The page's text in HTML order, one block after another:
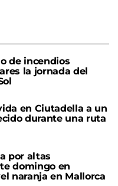
de incendios
la jornada del
en Ciutadella a un
durante una ruta
por altas
domingo en
naranja en Mallorca